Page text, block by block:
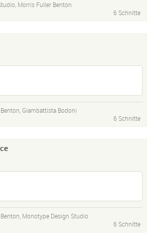
, Morris Fuller Benton
6 Schnitte
, Giambattista Bodoni
6 Schnitte
, Monotype Design Studio
6 Schnitte